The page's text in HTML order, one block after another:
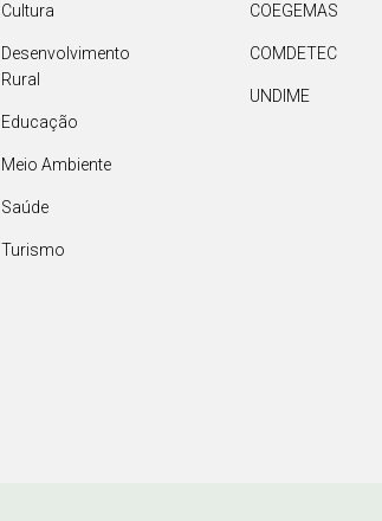
Cultura
Desenvolvimento
Rural
Educação
Meio Ambiente
Saúde
Turismo
COEGEMAS
COMDETEC
UNDIME